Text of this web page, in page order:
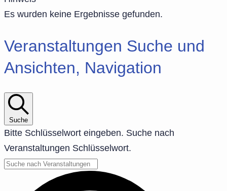
Es wurden keine Ergebnisse gefunden.
Veranstaltungen Suche und
Ansichten, Navigation
Suche
Bitte Schlüsselwort eingeben. Suche nach
Veranstaltungen Schlüsselwort.